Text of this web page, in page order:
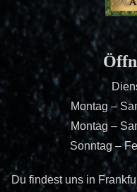
Montag –
Montag –
Sonntag –
Du findest uns in